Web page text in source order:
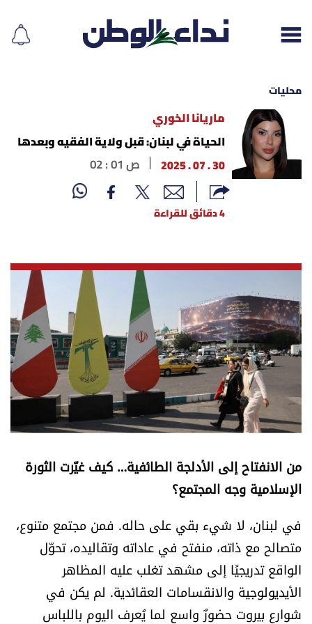
إقرأ الجريدة
لبنان
أسرار
متفرقات
نداء القرّاء
خاص الموقع
كتّابنا
تحت المجهر
آراء
اقتصاد
محليات
ماريانا الخوري
الحياة في لبنان: قبل ولاية الفقيه وبعدها
30 . 07 . 2025
02 : 01 ص
4 دقائق للقراءة
من الانفتاح إلى الأدلجة الطائفية… كيف غيّرت الثورة
الإسلامية وجه المجتمع؟
في لبنان، لا شيء بقي على حاله. فمن مجتمع متنوع،
متصالح مع ذاته، منفتح في عاداته وتقاليده، تحوّل
الواقع تدريجيًا إلى مشهد تغلب عليه المظاهر
الأيديولوجية والانقسامات العقائدية. لم يكن في
شوارع بيروت حضورٌ واسع لما يُعرف اليوم باللباس